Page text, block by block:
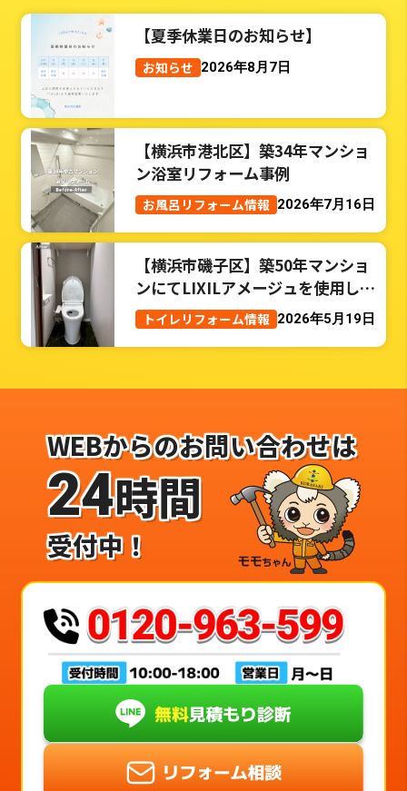
【夏季休業日のお知らせ】
お知らせ 2026年8月7日
【横浜市港北区】築34年マンショ
ン浴室リフォーム事例
お風呂リフォーム情報 2026年7月16日
【横浜市磯子区】築50年マンショ
ンにてLIXILアメージュを使用した
トイレリフォーム事例
トイレリフォーム情報 2026年5月19日
WEBからのお問い合わせは
24時間
受付中！